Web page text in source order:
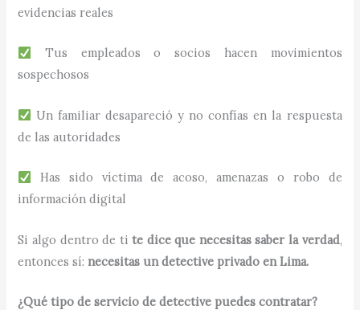
evidencias reales
Tus empleados o socios hacen movimientos
sospechosos
Un familiar desapareció y no confías en la respuesta
de las autoridades
Has sido víctima de acoso, amenazas o robo de
información digital
Si algo dentro de tite dice que necesitas saber la verdad,
entonces sí: necesitas un detective privado en Lima.
¿Qué tipo de servicio de detective puedes contratar?